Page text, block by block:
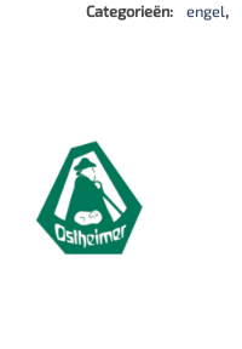
Categorieën:
engel,